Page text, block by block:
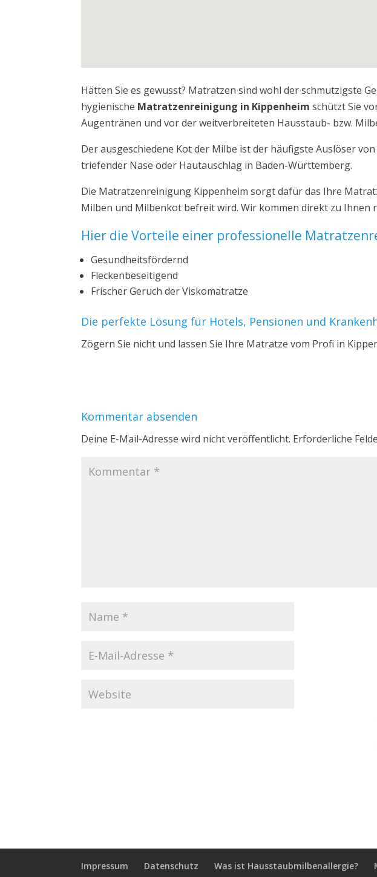
Hätten Sie es gewusst? Matratzen sind wohl der schmutzigste
hygienische Matratzenreinigung in Kippenheim schützt Sie
Augentränen und vor der weitverbreiteten Hausstaub- bzw.
Der ausgeschiedene Kot der Milbe ist der häufigste Auslöser
triefender Nase oder Hautauschlag in Baden-Württemberg.
Die Matratzenreinigung Kippenheim sorgt dafür das Ihre
Milben und Milbenkot befreit wird. Wir kommen direkt zu Ihnen
Hier die Vorteile einer professionelle
Gesundheitsfördernd
Fleckenbeseitigend
Frischer Geruch der Viskomatratze
Die perfekte Lösung für Hotels, Pensionen und
Zögern Sie nicht und lassen Sie Ihre Matratze vom Profi in
Kommentar absenden
Deine E-Mail-Adresse wird nicht veröffentlicht. Erforderliche
Impressum Datenschutz Was ist Hausstaubmilbenallergie?